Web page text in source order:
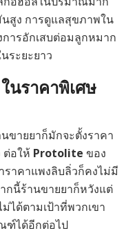
สูง การดูแลสุขภาพใน
ารอักเสบต่อมลูกหมาก
ระยะยาว
นราคาพิเศษ
ขายยาก็มักจะตั้งราคา
ต่อให้ Protolite ของ
ราคาแพงลิบลิ่วก็คงไม่มี
กนี้ร้านขายยาก็หวังแต่
ได้ตามเป้าที่พวกเขา
ฑ์ได้อีกต่อไป